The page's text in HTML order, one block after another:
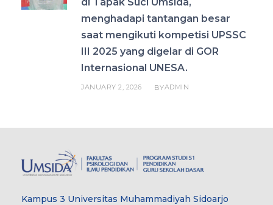
menghadapi tantangan besar
saat mengikuti kompetisi UPSSC
III 2025 yang digelar di GOR
Internasional UNESA.
JANUARY 2, 2026 BYADMIN
Kampus 3 Universitas Muhammadiyah Sidoarjo